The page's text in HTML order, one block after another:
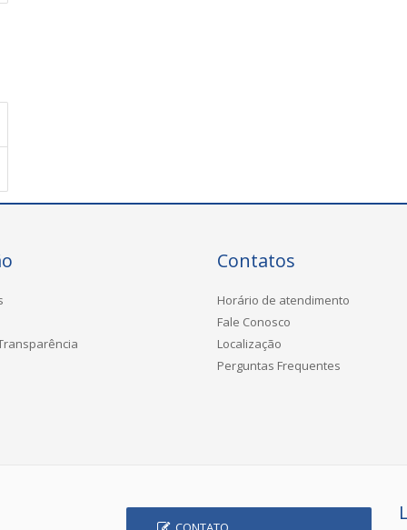
Contatos
Horário de atendimento
Fale Conosco
Localização
Perguntas Frequentes